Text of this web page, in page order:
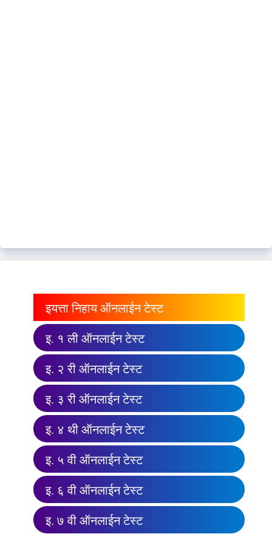
इयत्ता निहाय ऑनलाईन टेस्ट
इ. १ ली ऑनलाईन टेस्ट
इ. २ री ऑनलाईन टेस्ट
इ. ३ री ऑनलाईन टेस्ट
इ. ४ थी ऑनलाईन टेस्ट
इ. ५ वी ऑनलाईन टेस्ट
इ. ६ वी ऑनलाईन टेस्ट
इ. ७ वी ऑनलाईन टेस्ट